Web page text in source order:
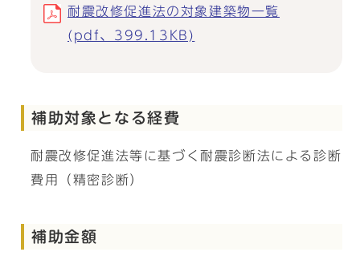
耐震改修促進法の対象建築物一覧
(pdf、399.13KB)
補助対象となる経費
耐震改修促進法等に基づく耐震診断法による診断
費用（精密診断）
補助金額